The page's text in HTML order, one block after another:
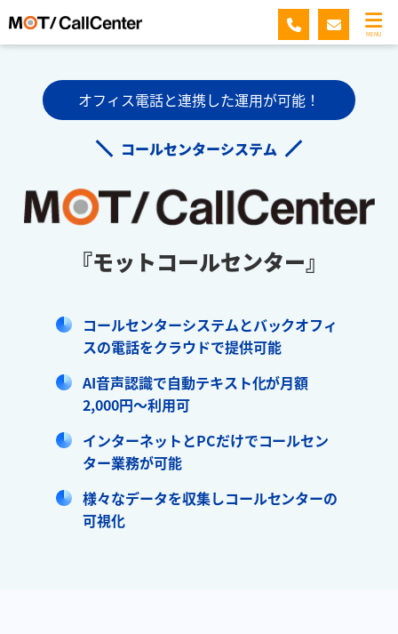
MENU
オフィス電話と連携した運用が可能！
コールセンターシステム
『モットコールセンター』
コールセンターシステムとバックオフィ
スの電話をクラウドで提供可能
AI音声認識で自動テキスト化が月額
2,000円～利用可
インターネットとPCだけでコールセン
ター業務が可能
様々なデータを収集しコールセンターの
可視化